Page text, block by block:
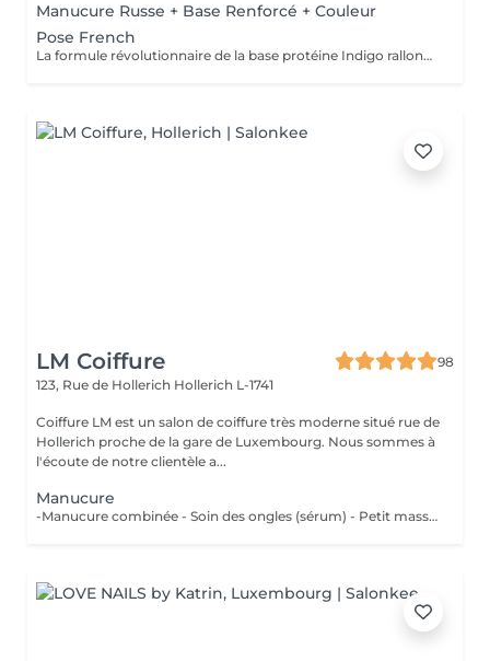
Manucure Russe + Base Renforcé + Couleur
Pose French
La formule révolutionnaire de la base protéine Indigo rallonge les ongles, les renforcent naturellement et répare les cassures. Le résultat ? De longs ongles fortifiés qui ne se fendent pas, un véritable soin précieux.
LM Coiffure
98
123, Rue de Hollerich Hollerich L-1741
Coiffure LM est un salon de coiffure très moderne situé rue de
Hollerich proche de la gare de Luxembourg. Nous sommes à
l'écoute de notre clientèle a...
Manucure
-Manucure combinée - Soin des ongles (sérum) - Petit massage